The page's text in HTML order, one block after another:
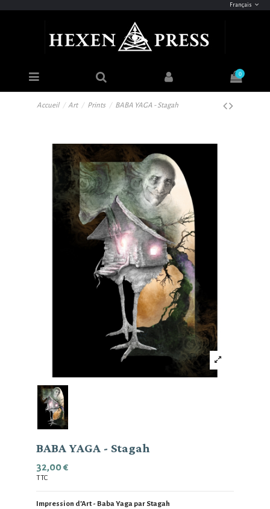
Français
0
Accueil Art Prints BABA YAGA - Stagah
BABA YAGA - Stagah
32,00 €
TTC
Impression d’Art - Baba Yaga par Stagah